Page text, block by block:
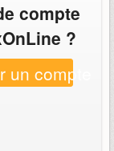
compte
?
un compte